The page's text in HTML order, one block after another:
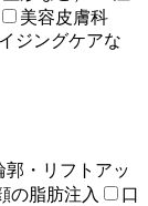
美容皮膚科
ジングケアな
郭・リフトアッ
の脂肪注入
口